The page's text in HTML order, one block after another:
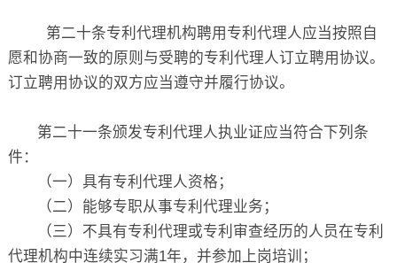
第二十条专利代理机构聘用专利代理人应当按照自
愿和协商一致的原则与受聘的专利代理人订立聘用协议。
订立聘用协议的双方应当遵守并履行协议。
第二十一条颁发专利代理人执业证应当符合下列条
件：
（一）具有专利代理人资格；
（二）能够专职从事专利代理业务；
（三）不具有专利代理或专利审查经历的人员在专利
代理机构中连续实习满1年，并参加上岗培训；